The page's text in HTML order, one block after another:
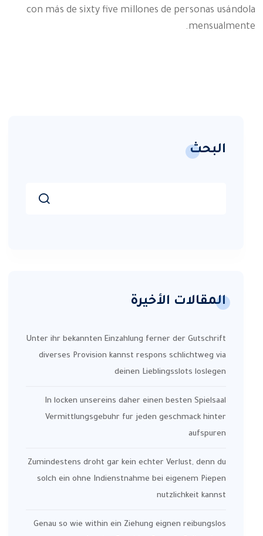
con más de sixty five millones de personas usándola
mensualmente.
البحث
المقالات الأخيرة
Unter ihr bekannten Einzahlung ferner der Gutschrift
diverses Provision kannst respons schlichtweg via
deinen Lieblingsslots loslegen
In locken unsereins daher einen besten Spielsaal
Vermittlungsgebuhr fur jeden geschmack hinter
aufspuren
Zumindestens droht gar kein echter Verlust, denn du
solch ein ohne Indienstnahme bei eigenem Piepen
nutzlichkeit kannst
Genau so wie within ein Ziehung eignen reibungslos